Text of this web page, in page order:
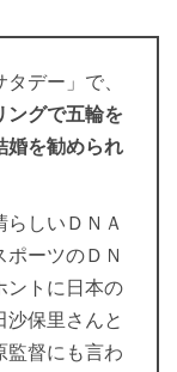
デー」で、
ングで五輪を
婚を勧められ
しいＤＮＡ
ーツのＤＮ
ントに日本の
沙保里さんと
監督にも言わ